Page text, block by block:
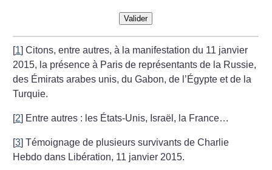
Valider
[1]Citons, entre autres, à la manifestation du 11 janvier
2015, la présence à Paris de représentants de la Russie,
des Émirats arabes unis, du Gabon, de l’Égypte et de la
Turquie.
[2] Entre autres : les États-Unis, Israël, la France…
[3]Témoignage de plusieurs survivants de Charlie
Hebdo dans Libération, 11 janvier 2015.